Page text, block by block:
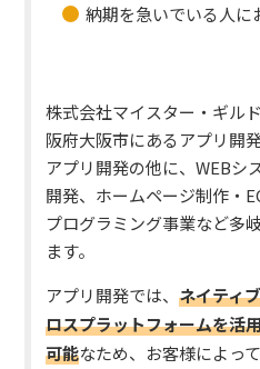
納期を急いでいる人に
株式会社マイスター・ギル
阪府大阪市にあるアプリ開
アプリ開発の他に、WEBシ
開発、ホームページ制作・
プログラミング事業など多
ます。
アプリ開発では、ネイティ
ロスプラットフォームを活
可能なため、お客様によっ